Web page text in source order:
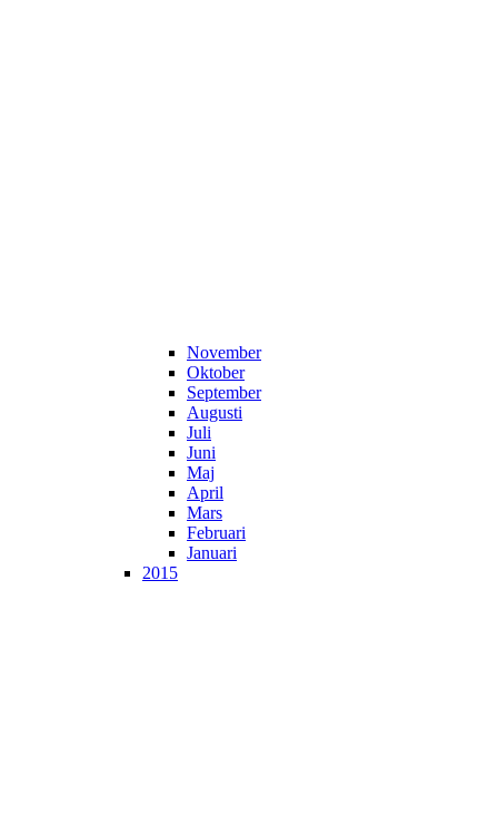
November
Oktober
September
Augusti
Juli
Juni
Maj
April
Mars
Februari
Januari
2015